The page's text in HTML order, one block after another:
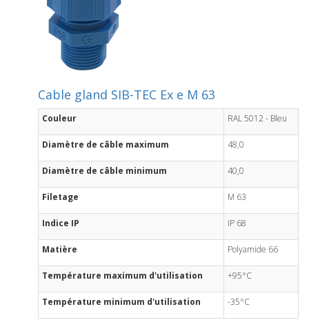
Cable gland SIB-TEC Ex e M 63
Couleur RAL 5012 - Bleu
Diamètre de câble maximum 48,0
Diamètre de câble minimum 40,0
Filetage M 63
Indice IP IP 68
Matière Polyamide 66
Température maximum d'utilisation +95°C
Température minimum d'utilisation -35°C